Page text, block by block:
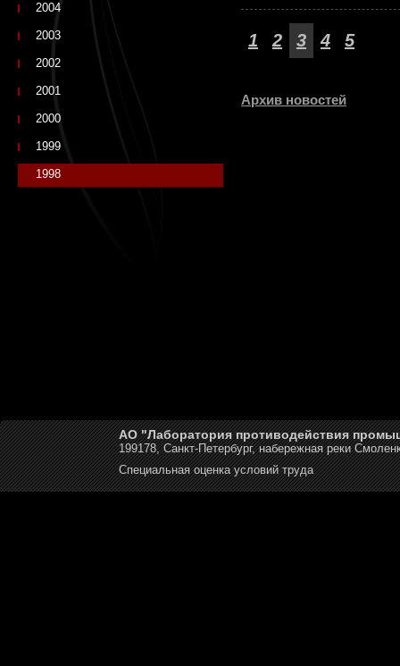
1 2 3 4 5
Архив новостей
2004
2003
2002
2001
2000
1999
1998
АО "Лаборатория противодействия
199178, Санкт-Петербург, набережная реки
Специальная оценка условий труда